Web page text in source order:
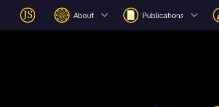
About Publications